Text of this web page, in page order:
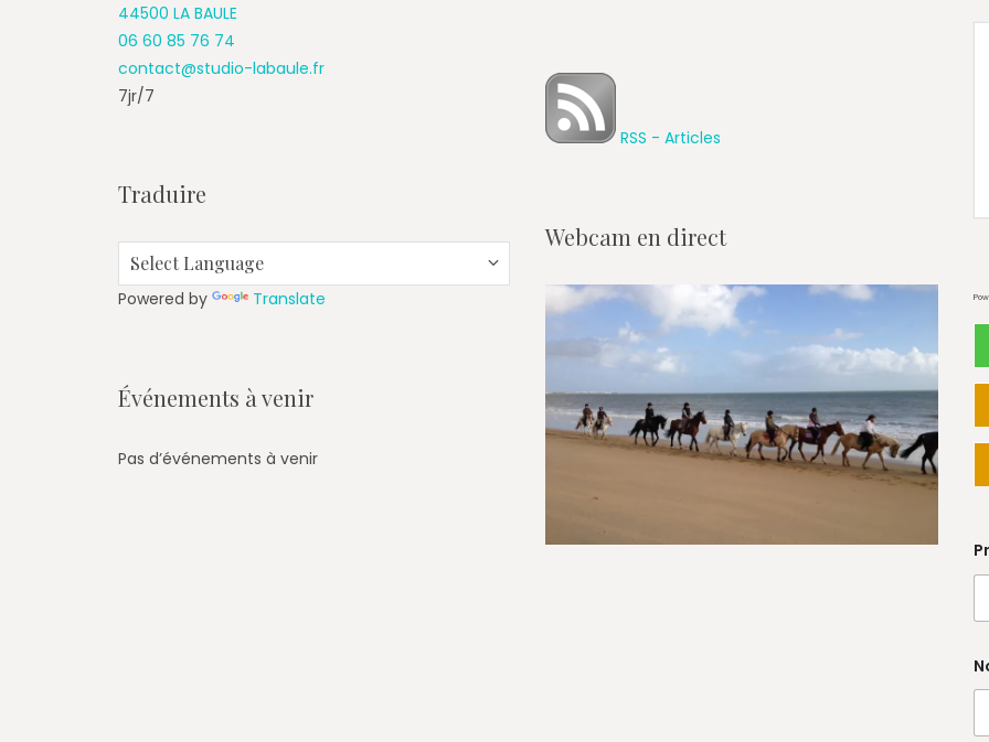
44500 LA BAULE
06 60 85 76 74
contact@studio-labaule.fr
7jr/7
Traduire
Powered by Translate
Événements à venir
Pas d’événements à venir
RSS - Articles
Webcam en direct